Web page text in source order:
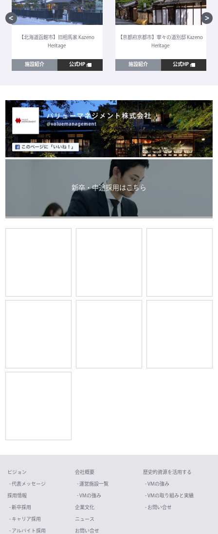
【北海道函館市】旧相馬家 Kazeno
Heritage
施設紹介 公式HP
【京都府京都市】寧々の道別邸 Kazeno
Heritage
施設紹介 公式HP
新卒・中途採用はこちら
ビジョン
- 代表メッセージ
採用情報
- 新卒採用
- キャリア採用
- アルバイト採用
会社概要
- 運営施設一覧
- VMの強み
企業文化
ニュース
お問い合せ
歴史的資源を活用する
- VMの強み
- VMの取り組みと実績
- お問い合せ